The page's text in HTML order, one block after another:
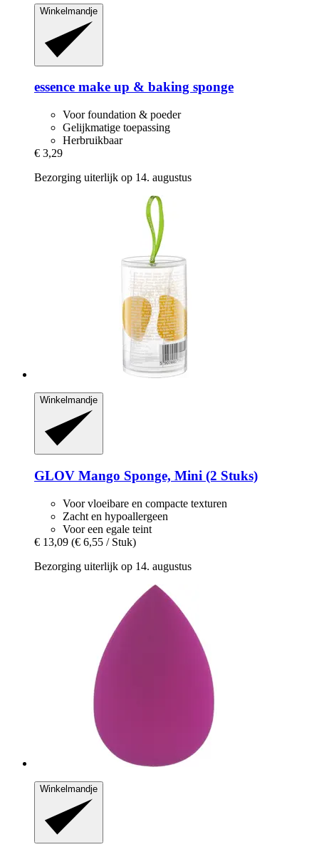
Winkelmandje
essence make up & baking sponge
Voor foundation & poeder
Gelijkmatige toepassing
Herbruikbaar
€ 3,29
Bezorging uiterlijk op 14. augustus
Winkelmandje
GLOV Mango Sponge, Mini (2 Stuks)
Voor vloeibare en compacte texturen
Zacht en hypoallergeen
Voor een egale teint
€ 13,09 (€ 6,55 / Stuk)
Bezorging uiterlijk op 14. augustus
Winkelmandje